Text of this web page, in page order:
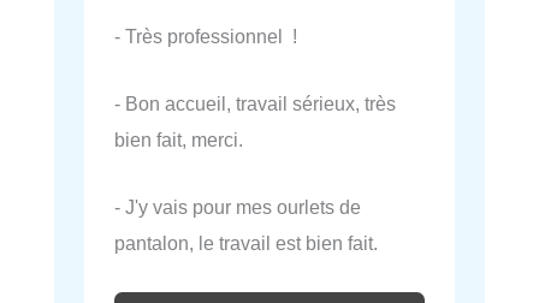
- Très professionnel !
- Bon accueil, travail sérieux, très
bien fait, merci.
- J'y vais pour mes ourlets de
pantalon, le travail est bien fait.